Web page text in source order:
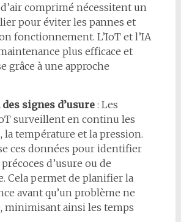
comprimé nécessitent un
pour éviter les pannes et
fonctionnement. L’IoT et l’IA
plus efficace et
grâce à une approche
signes d’usure: Les
surveillent en continu les
la température et la pression.
ces données pour identifier
d’usure ou de
Cela permet de planifier la
avant qu’un problème ne
minimisant ainsi les temps